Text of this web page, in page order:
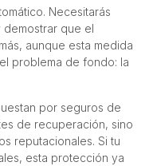
Necesitarás
demostrar que el
aunque esta medida
problema de fondo: la
por seguros de
de recuperación, sino
reputacionales. Si tu
esta protección ya